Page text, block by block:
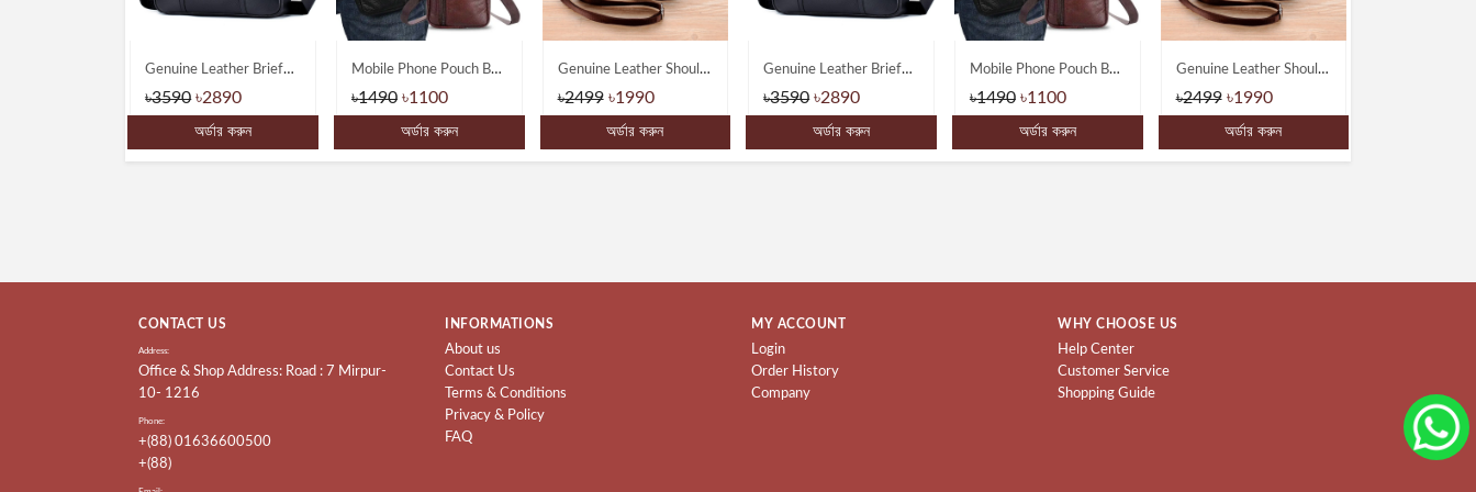
Genuine Leather Briefcase Type Laptop Document Carry A4 Messenger Bags
৳3590 ৳2890
অর্ডার করুন
Mobile Phone Pouch Bag-Multifunctional Wear belt Waist & Shoulder Bagss
৳1490 ৳1100
অর্ডার করুন
Genuine Leather Shoulder Messenger Bags
৳2499 ৳1990
অর্ডার করুন
Genuine Leather Briefcase Type Laptop Document Carry A4 Messenger Bags
৳3590 ৳2890
অর্ডার করুন
Mobile Phone Pouch Bag-Multifunctional Wear belt Waist & Shoulder Bagss
৳1490 ৳1100
অর্ডার করুন
Genuine Leather Shoulder Messenger Bags
৳2499 ৳1990
অর্ডার করুন
CONTACT US
Address:
Office & Shop Address: Road : 7 Mirpur-
10- 1216
Phone:
+(88) 01636600500
+(88)
INFORMATIONS
About us
Contact Us
Terms & Conditions
Privacy & Policy
FAQ
MY ACCOUNT
Login
Order History
Company
WHY CHOOSE US
Help Center
Customer Service
Shopping Guide